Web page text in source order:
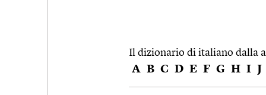
Il dizionario di italiano dalla
A B C D E F G H I J